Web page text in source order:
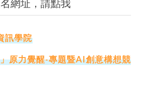
網址，請點我
訊學院
原力覺醒-專題暨AI創意構想競